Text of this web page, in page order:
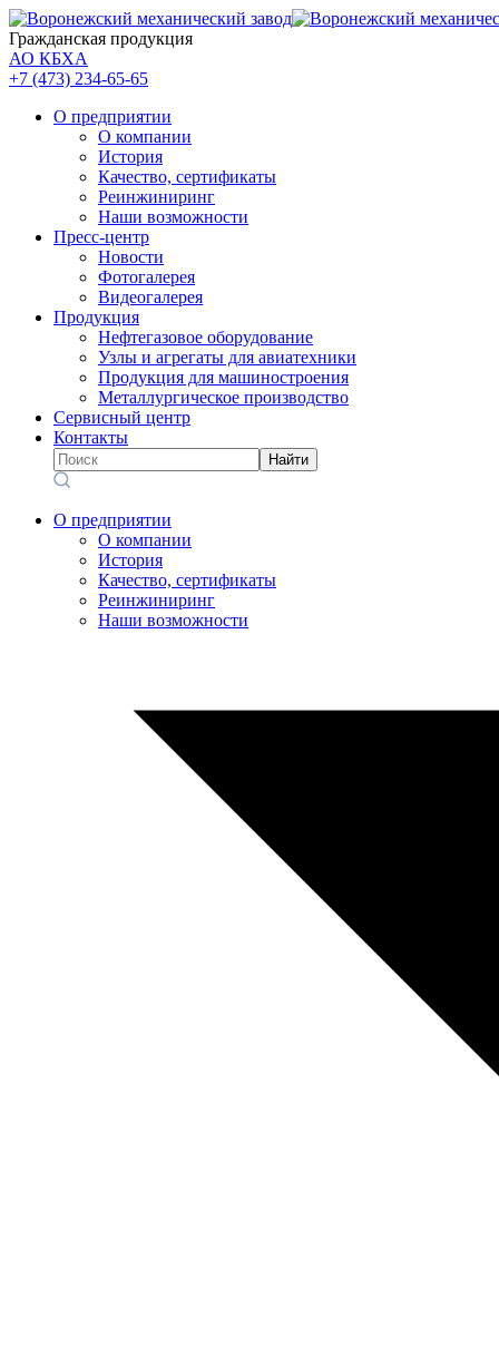
Гражданская продукция
АО КБХА
+7 (473) 234-65-65
О предприятии
О компании
История
Качество, сертификаты
Реинжиниринг
Наши возможности
Пресс-центр
Новости
Фотогалерея
Видеогалерея
Продукция
Нефтегазовое оборудование
Узлы и агрегаты для авиатехники
Продукция для машиностроения
Металлургическое производство
Сервисный центр
Контакты
Найти
О предприятии
О компании
История
Качество, сертификаты
Реинжиниринг
Наши возможности